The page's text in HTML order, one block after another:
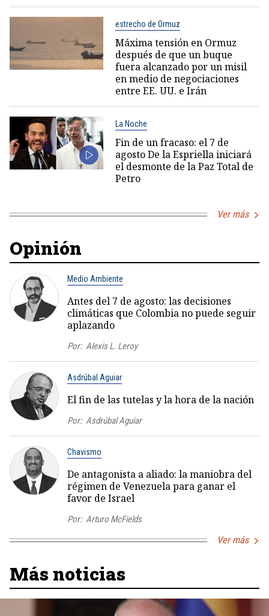
estrecho de Ormuz
Máxima tensión en Ormuz
después de que un buque
fuera alcanzado por un misil
en medio de negociaciones
entre EE. UU. e Irán
La Noche
Fin de un fracaso: el 7 de
agosto De la Espriella iniciará
el desmonte de la Paz Total de
Petro
Ver más
Opinión
Medio Ambiente
Antes del 7 de agosto: las decisiones
climáticas que Colombia no puede seguir
aplazando
Por: Alexis L. Leroy
Asdrúbal Aguiar
El fin de las tutelas y la hora de la nación
Por: Asdrúbal Aguiar
Chavismo
De antagonista a aliado: la maniobra del
régimen de Venezuela para ganar el
favor de Israel
Por: Arturo McFields
Ver más
Más noticias